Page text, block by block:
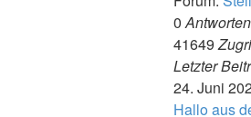
0Antworten
41649
Letzter
24. Juni
Hallo aus